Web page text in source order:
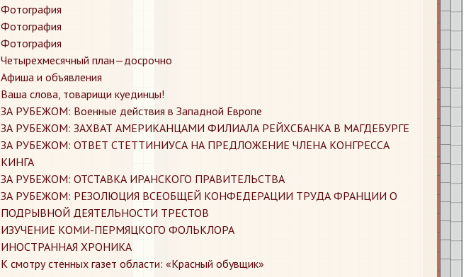
Фотография
Фотография
Фотография
Четырехмесячный план—досрочно
​Афиша и объявления
​Ваша слова, товарищи куединцы!
​ЗА РУБЕЖОМ: Военные действия в Западной Европе
​ЗА РУБЕЖОМ: ЗАХВАТ АМЕРИКАНЦАМИ ФИЛИАЛА РЕЙХСБАНКА В МАГДЕБУРГЕ
​ЗА РУБЕЖОМ: ОТВЕТ СТЕТТИНИУСА НА ПРЕДЛОЖЕНИЕ ЧЛЕНА КОНГРЕССА
КИНГА
​ЗА РУБЕЖОМ: ОТСТАВКА ИРАНСКОГО ПРАВИТЕЛЬСТВА
​ЗА РУБЕЖОМ: РЕЗОЛЮЦИЯ ВСЕОБЩЕЙ КОНФЕДЕРАЦИИ ТРУДА ФРАНЦИИ О
ПОДРЫВНОЙ ДЕЯТЕЛЬНОСТИ ТРЕСТОВ
​ИЗУЧЕНИЕ КОМИ-ПЕРМЯЦКОГО ФОЛЬКЛОРА
​ИНОСТРАННАЯ ХРОНИКА
​К смотру стенных газет области: «Красный обувщик»